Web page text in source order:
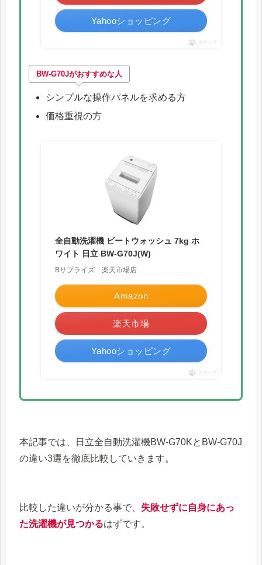
Yahooショッピング
ポチップ
BW-G70Jがおすすめな人
シンプルな操作パネルを求める方
価格重視の方
全自動洗濯機 ビートウォッシュ 7kg ホ
ワイト 日立 BW-G70J(W)
Bサプライズ 楽天市場店
Amazon
楽天市場
Yahooショッピング
ポチップ
本記事では、日立全自動洗濯機BW-G70KとBW-G70J
の違い3選を徹底比較していきます。
比較した違いが分かる事で、 失敗せずに自身にあっ
た洗濯機が見つかるはずです。